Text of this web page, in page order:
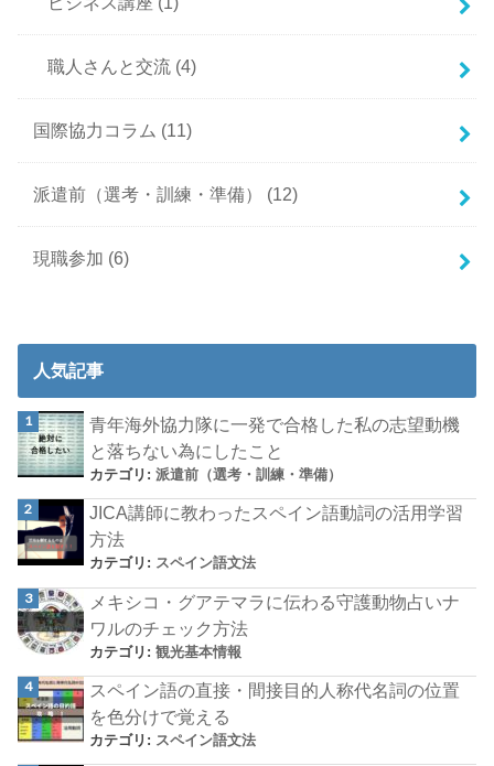
職人さんと交流 (4)
国際協力コラム (11)
派遣前（選考・訓練・準備） (12)
現職参加 (6)
人気記事
青年海外協力隊に一発で合格した私の志望動機
と落ちない為にしたこと
カテゴリ:派遣前（選考・訓練・準備）
JICA講師に教わったスペイン語動詞の活用学習
方法
カテゴリ: スペイン語文法
メキシコ・グアテマラに伝わる守護動物占いナ
ワルのチェック方法
カテゴリ:観光基本情報
スペイン語の直接・間接目的人称代名詞の位置
を色分けで覚える
カテゴリ: スペイン語文法